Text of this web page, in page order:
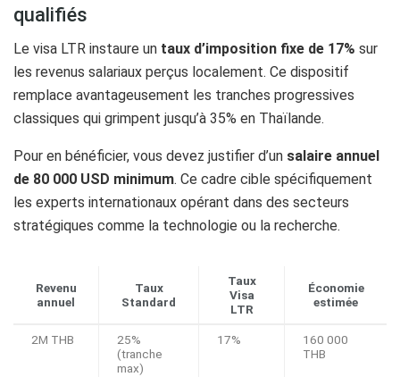
qualifiés
Le visa LTR instaure un taux d’imposition fixe de 17% sur
les revenus salariaux perçus localement. Ce dispositif
remplace avantageusement les tranches progressives
classiques qui grimpent jusqu’à 35% en Thaïlande.
Pour en bénéficier, vous devez justifier d’un salaire annuel
de 80 000 USD minimum. Ce cadre cible spécifiquement
les experts internationaux opérant dans des secteurs
stratégiques comme la technologie ou la recherche.
Revenu
annuel
Taux
Standard
Taux
Visa
LTR
Économie
estimée
2M THB
25%
(tranche
max)
17%
160 000
THB